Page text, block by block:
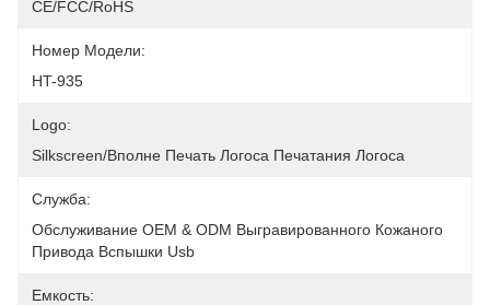
CE/FCC/RoHS
Номер Модели:
HT-935
Logo:
Silkscreen/вполне Печать Логоса Печатания Логоса
Служба:
Обслуживание OEM & ODM Выгравированного Кожаного
Привода Вспышки Usb
Емкость: